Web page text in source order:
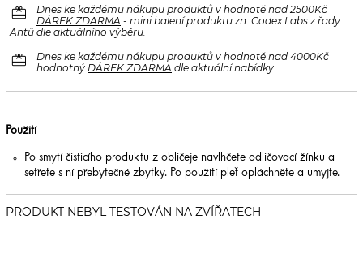
redeem
Dnes ke každému nákupu produktů v hodnotě nad 2500Kč
DÁREK ZDARMA - mini balení produktu zn. Codex Labs z řady
Antü dle aktuálního výběru.
redeem
Dnes ke každému nákupu produktů v hodnotě nad 4000Kč
hodnotný DÁREK ZDARMA dle aktuální nabídky.
Použití
Po smytí čisticího produktu z obličeje navlhčete odličovací žínku a
setřete s ní přebytečné zbytky. Po použití pleť opláchněte a umyjte.